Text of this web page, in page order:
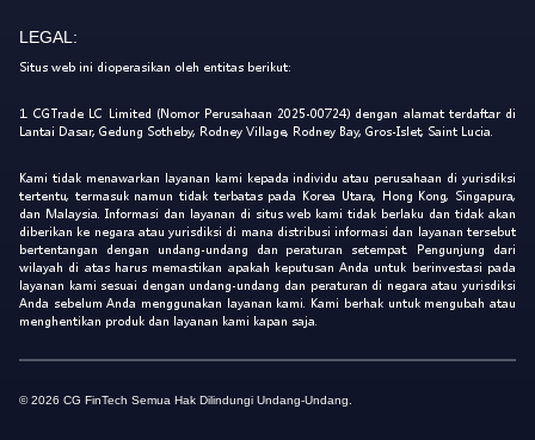
LEGAL:
Situs web ini dioperasikan oleh entitas berikut:
1. CGTrade LC Limited (Nomor Perusahaan 2025-00724) dengan alamat terdaftar di
Lantai Dasar, Gedung Sotheby, Rodney Village, Rodney Bay, Gros-Islet, Saint Lucia.
Kami tidak menawarkan layanan kami kepada individu atau perusahaan di yurisdiksi
tertentu, termasuk namun tidak terbatas pada Korea Utara, Hong Kong, Singapura,
dan Malaysia. Informasi dan layanan di situs web kami tidak berlaku dan tidak akan
diberikan ke negara atau yurisdiksi di mana distribusi informasi dan layanan tersebut
bertentangan dengan undang-undang dan peraturan setempat. Pengunjung dari
wilayah di atas harus memastikan apakah keputusan Anda untuk berinvestasi pada
layanan kami sesuai dengan undang-undang dan peraturan di negara atau yurisdiksi
Anda sebelum Anda menggunakan layanan kami. Kami berhak untuk mengubah atau
menghentikan produk dan layanan kami kapan saja.
© 2026 CG FinTech Semua Hak Dilindungi Undang-Undang.